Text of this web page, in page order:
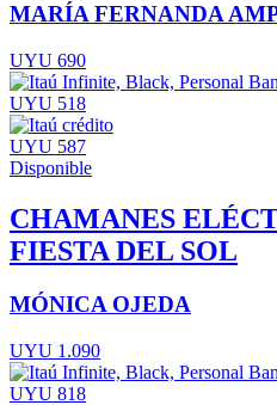
MARÍA FERNANDA
UYU 690
UYU 518
UYU 587
Disponible
CHAMANES
FIESTA DEL SOL
MÓNICA OJEDA
UYU 1.090
UYU 818